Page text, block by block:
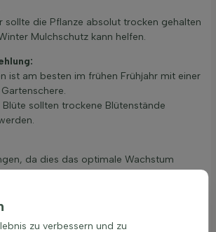
sollte die Pflanze absolut trocken gehalten
Mulchschutz kann helfen.
ist am besten im frühen Frühjahr mit einer
Blüte sollten trockene Blütenstände
da dies das optimale Wachstum
Gießen ist zu vermeiden, da die
ist.
zu verbessern und zu